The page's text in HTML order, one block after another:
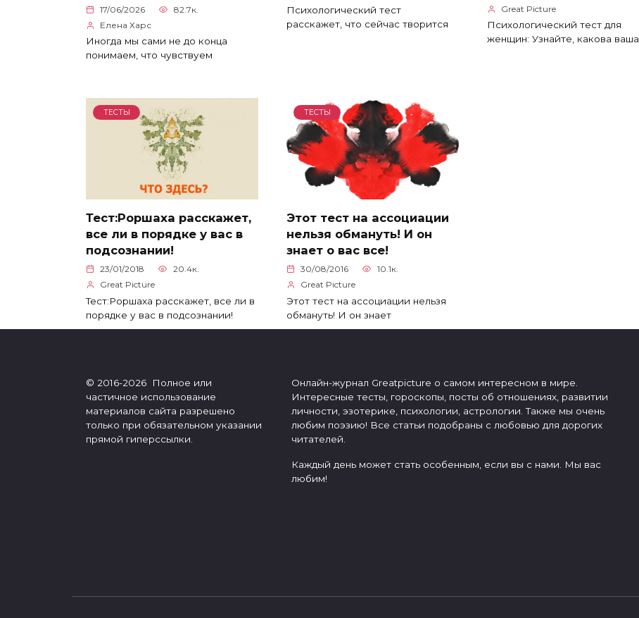
17/06/2026
82.7к.
Елена Харс
Иногда мы сами не до конца
понимаем, что чувствуем
Психологический тест
расскажет, что сейчас творится
Great Picture
Психологический тест для
женщин: Узнайте, какова ваша
ТЕСТЫ
Тест:Роршаха расскажет,
все ли в порядке у вас в
подсознании!
23/01/2018
20.4к.
Great Picture
Тест:Роршаха расскажет, все ли в
порядке у вас в подсознании!
ТЕСТЫ
Этот тест на ассоциации
нельзя обмануть! И он
знает о вас все!
30/08/2016
10.1к.
Great Picture
Этот тест на ассоциации нельзя
обмануть! И он знает
© 2016-2026 Полное или
частичное использование
материалов сайта разрешено
только при обязательном указании
прямой гиперссылки.
Онлайн-журнал Greatpicture о самом интересном в мире.
Интересные тесты, гороскопы, посты об отношениях, развитии
личности, эзотерике, психологии, астрологии. Также мы очень
любим поэзию! Все статьи подобраны с любовью для дорогих
читателей.
Каждый день может стать особенным, если вы с нами. Мы вас
любим!